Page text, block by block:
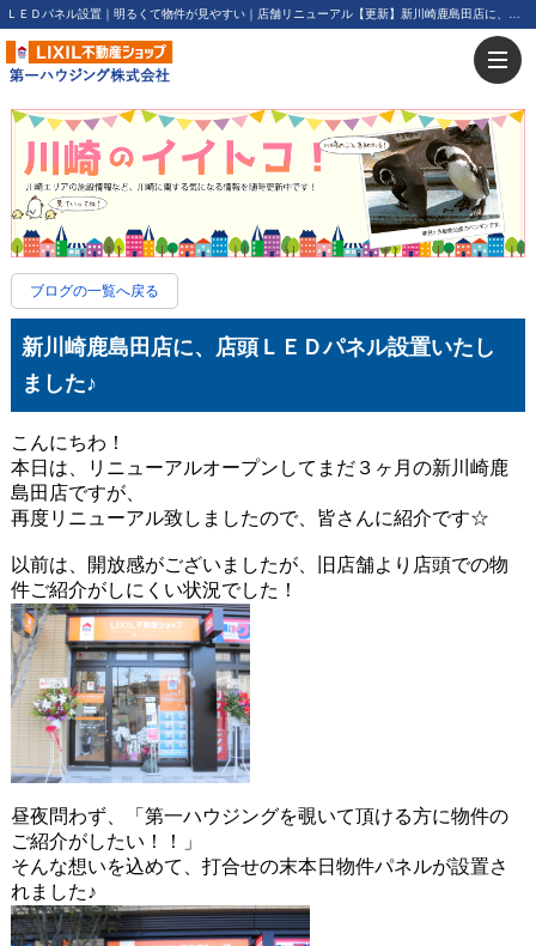
ブログの一覧へ戻る
新川崎鹿島田店に、店頭ＬＥＤパネル設置いたし
ました♪
こんにちわ！
本日は、リニューアルオープンしてまだ３ヶ月の新川崎鹿
島田店ですが、
再度リニューアル致しましたので、皆さんに紹介です☆
以前は、開放感がございましたが、旧店舗より店頭での物
件ご紹介がしにくい状況でした！
昼夜問わず、「第一ハウジングを覗いて頂ける方に物件の
ご紹介がしたい！！」
そんな想いを込めて、打合せの末本日物件パネルが設置さ
れました♪